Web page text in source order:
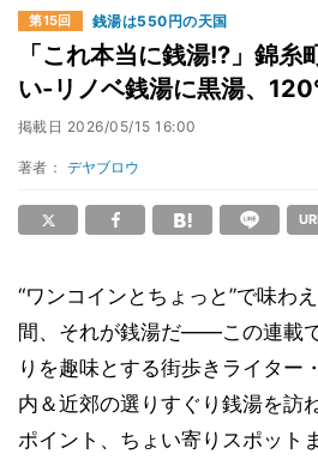
第15回 銭湯は550円の天国
「これ本当に銭湯!?」錦
い‐リノベ銭湯に黒湯、
掲載日 2026/05/15 16:00
著者： デヤブロウ
“ワンコインとちょっと”で味わ
間、それが銭湯だ――この連載
りを趣味とする街歩きライター
内＆近郊の選りすぐり銭湯を訪
ポイント、ちょい寄りスポット